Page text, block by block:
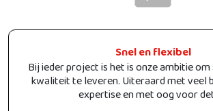
Snel en flexibel
Bij ieder project is het is onze ambitie
kwaliteit te leveren. Uiteraard met veel
expertise en met oog voor